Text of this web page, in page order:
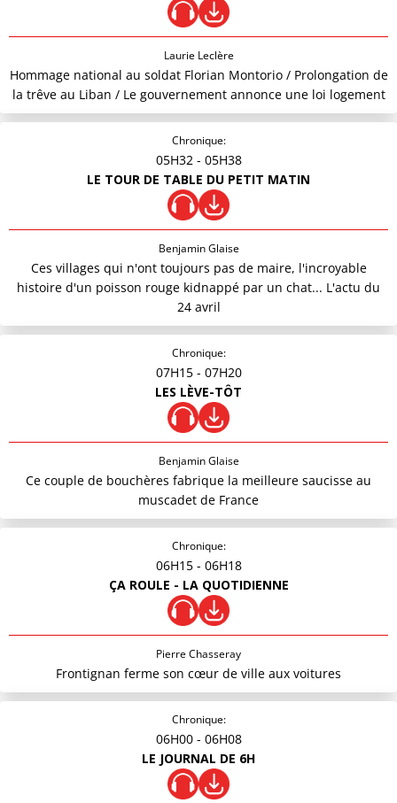
Laurie Leclère
Hommage national au soldat Florian Montorio / Prolongation de
la trêve au Liban / Le gouvernement annonce une loi logement
Chronique:
05H32 - 05H38
LE TOUR DE TABLE DU PETIT MATIN
Benjamin Glaise
Ces villages qui n'ont toujours pas de maire, l'incroyable
histoire d'un poisson rouge kidnappé par un chat... L'actu du
24 avril
Chronique:
07H15 - 07H20
LES LÈVE-TÔT
Benjamin Glaise
Ce couple de bouchères fabrique la meilleure saucisse au
muscadet de France
Chronique:
06H15 - 06H18
ÇA ROULE - LA QUOTIDIENNE
Pierre Chasseray
Frontignan ferme son cœur de ville aux voitures
Chronique:
06H00 - 06H08
LE JOURNAL DE 6H